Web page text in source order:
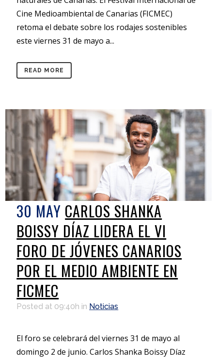
Cine Medioambiental de Canarias (FICMEC)
retoma el debate sobre los rodajes sostenibles
este viernes 31 de mayo a...
READ MORE
30 MAY CARLOS SHANKA
BOISSY DÍAZ LIDERA EL VI
FORO DE JÓVENES CANARIOS
POR EL MEDIO AMBIENTE EN
FICMEC
Posted at 09:40h in Noticias
El foro se celebrará del viernes 31 de mayo al
domingo 2 de junio. Carlos Shanka Boissy Díaz